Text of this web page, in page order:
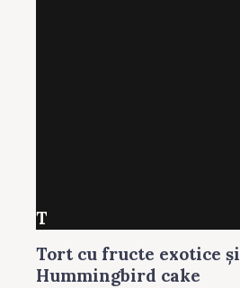
T
Tort cu fructe exotice
Hummingbird cake